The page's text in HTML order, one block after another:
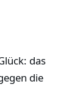
das
die